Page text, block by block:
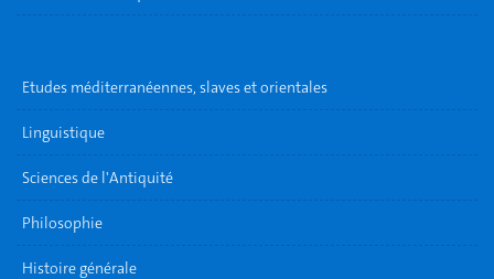
Etudes méditerranéennes, slaves et orientales
Linguistique
Sciences de l'Antiquité
Philosophie
Histoire générale